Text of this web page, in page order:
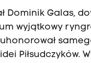
Dominik Galas,
wyjątkowy
Piłsudczyków.